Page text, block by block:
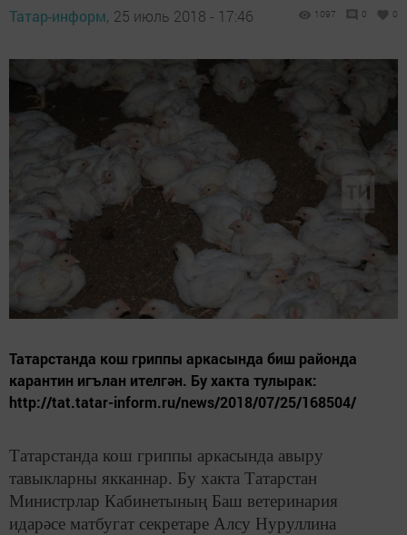
Татар-информ, 25 июль 2018 - 17:46 1097 0 0
Татарстанда кош гриппы аркасында биш районда
карантин игълан ителгән. Бу хакта тулырак:
http://tat.tatar-inform.ru/news/2018/07/25/168504/
Татарстанда кош гриппы аркасында авыру
тавыкларны якканнар. Бу хакта Татарстан
Министрлар Кабинетының Баш ветеринария
идарәсе матбугат секретаре Алсу Нуруллина